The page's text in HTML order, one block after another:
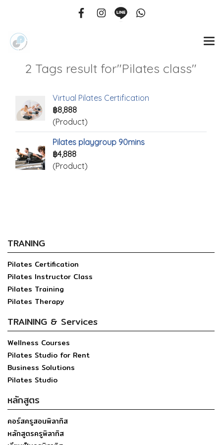
2 Tags result for"Pilates class"
Virtual Pilates Certification
฿8,888
(Product)
Pilates playgroup 90mins
฿4,888
(Product)
TRANING
Pilates Certification
Pilates Instructor Class
Pilates Training
Pilates Therapy
TRAINING & Services
Wellness Courses
Pilates Studio for Rent
Business Solutions
Pilates Studio
หลักสูตร
คอร์สครูสอนพิลาทิส
หลักสูตรครูพิลาทิส